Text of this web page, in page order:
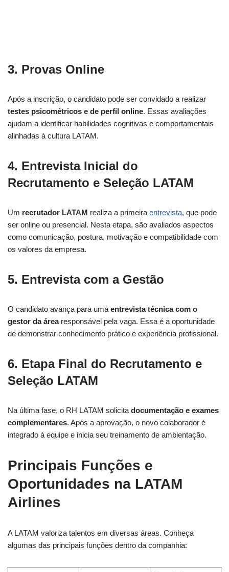
3. Provas Online
Após a inscrição, o candidato pode ser convidado a realizar
testes psicométricos e de perfil online. Essas avaliações
ajudam a identificar habilidades cognitivas e comportamentais
alinhadas à cultura LATAM.
4. Entrevista Inicial do
Recrutamento e Seleção LATAM
Um recrutador LATAM realiza a primeira entrevista, que pode
ser online ou presencial. Nesta etapa, são avaliados aspectos
como comunicação, postura, motivação e compatibilidade com
os valores da empresa.
5. Entrevista com a Gestão
O candidato avança para uma entrevista técnica com o
gestor da árearesponsável pela vaga. Essa é a oportunidade
de demonstrar conhecimento prático e experiência profissional.
6. Etapa Final do Recrutamento e
Seleção LATAM
Na última fase, o RH LATAM solicita documentação e exames
complementares. Após a aprovação, o novo colaborador é
integrado à equipe e inicia seu treinamento de ambientação.
Principais Funções e
Oportunidades na LATAM
Airlines
A LATAM valoriza talentos em diversas áreas. Conheça
algumas das principais funções dentro da companhia: